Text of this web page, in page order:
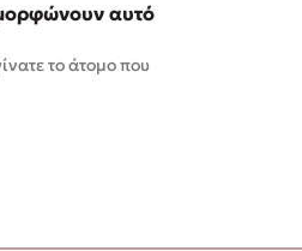
αυτό
το άτομο που